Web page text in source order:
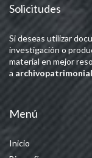
Solicitudes
Si deseas utilizar
investigación o
material en mejor
a
Menú
Inicio